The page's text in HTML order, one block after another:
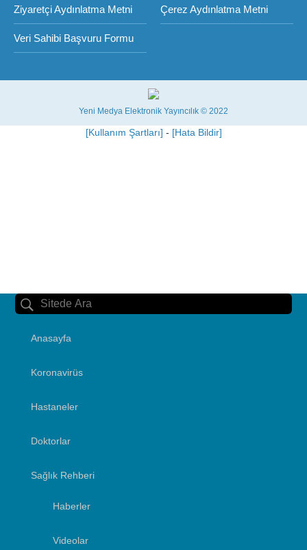
Ziyaretçi Aydınlatma Metni Çerez Aydınlatma Metni
Veri Sahibi Başvuru Formu
Yeni Medya Elektronik Yayıncılık © 2022
[Kullanım Şartları] - [Hata Bildir]
Anasayfa
Koronavirüs
Hastaneler
Doktorlar
Sağlık Rehberi
Haberler
Videolar